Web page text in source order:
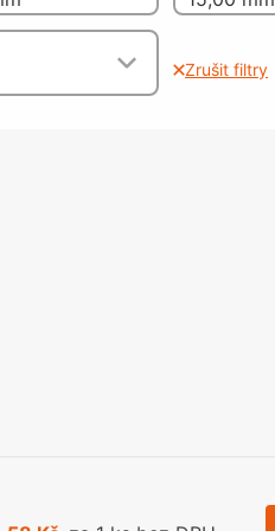
nohy, Nábytkové nohy a
nastavení
kování
Zrušit filtry